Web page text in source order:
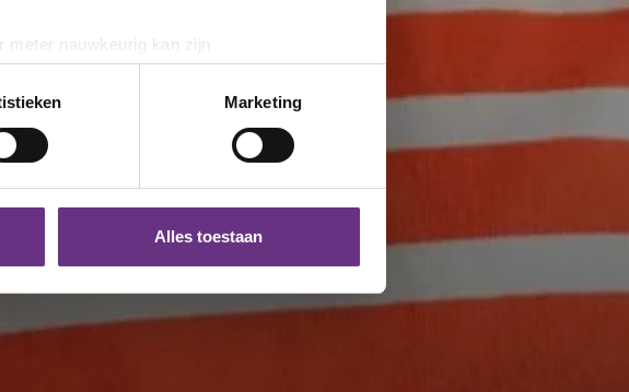
meter nauwkeurig kan zijn
(fingerprinting)
in het
detailgedeeltein. U kunt uw
onze site met onze partners voor social
met andere informatie die u aan ze heeft
of door te klikken op het ronde
Marketing
Alles toestaan